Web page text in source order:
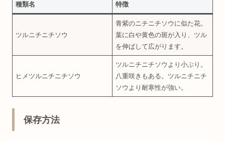
種類名 特徴
ツルニチニチソウ
青紫のニチニチソウに似た花。
葉に白や黄色の斑が入り、ツル
を伸ばして広がります。
ヒメツルニチニチソウ
ツルニチニチソウより小ぶり。
八重咲きもある。ツルニチニチ
ソウより耐寒性が強い。
保存方法